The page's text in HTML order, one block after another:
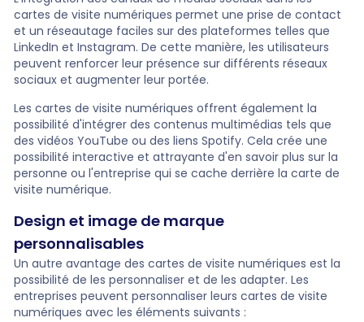
cartes de visite numériques permet une prise de contact
et un réseautage faciles sur des plateformes telles que
LinkedIn et Instagram. De cette manière, les utilisateurs
peuvent renforcer leur présence sur différents réseaux
sociaux et augmenter leur portée.
Les cartes de visite numériques offrent également la
possibilité d'intégrer des contenus multimédias tels que
des vidéos YouTube ou des liens Spotify. Cela crée une
possibilité interactive et attrayante d'en savoir plus sur la
personne ou l'entreprise qui se cache derrière la carte de
visite numérique.
Design et image de marque
personnalisables
Un autre avantage des cartes de visite numériques est la
possibilité de les personnaliser et de les adapter. Les
entreprises peuvent personnaliser leurs cartes de visite
numériques avec les éléments suivants :